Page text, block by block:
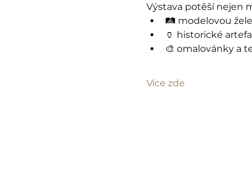
Výstava potěší nejen
🛤️ modelovou
🏺 historické
🎨 omalovánky a
Více zde